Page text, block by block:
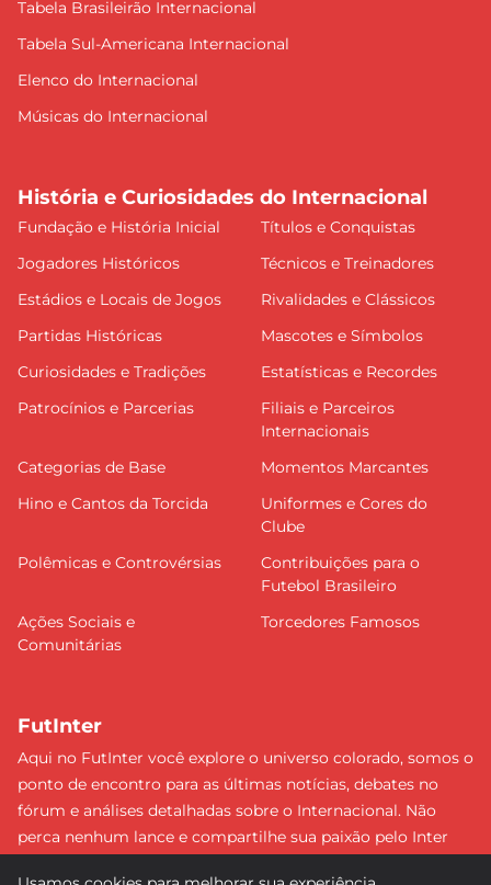
Tabela Brasileirão Internacional
Tabela Sul-Americana Internacional
Elenco do Internacional
Músicas do Internacional
História e Curiosidades do Internacional
Fundação e História Inicial
Títulos e Conquistas
Jogadores Históricos
Técnicos e Treinadores
Estádios e Locais de Jogos
Rivalidades e Clássicos
Partidas Históricas
Mascotes e Símbolos
Curiosidades e Tradições
Estatísticas e Recordes
Patrocínios e Parcerias
Filiais e Parceiros
Internacionais
Categorias de Base
Momentos Marcantes
Hino e Cantos da Torcida
Uniformes e Cores do
Clube
Polêmicas e Controvérsias
Contribuições para o
Futebol Brasileiro
Ações Sociais e
Comunitárias
Torcedores Famosos
FutInter
Aqui no FutInter você explore o universo colorado, somos o
ponto de encontro para as últimas notícias, debates no
fórum e análises detalhadas sobre o Internacional. Não
perca nenhum lance e compartilhe sua paixão pelo Inter